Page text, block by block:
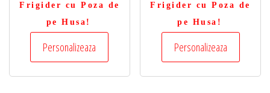
Frigider cu Poza de
pe Husa!
Personalizeaza
Frigider cu Poza de
pe Husa!
Personalizeaza